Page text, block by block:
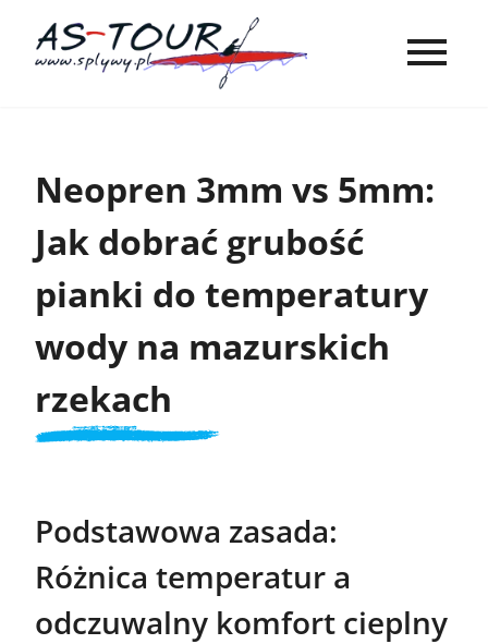
Neopren 3mm vs 5mm:
Jak dobrać grubość
pianki do temperatury
wody na mazurskich
rzekach
Podstawowa zasada:
Różnica temperatur a
odczuwalny komfort cieplny